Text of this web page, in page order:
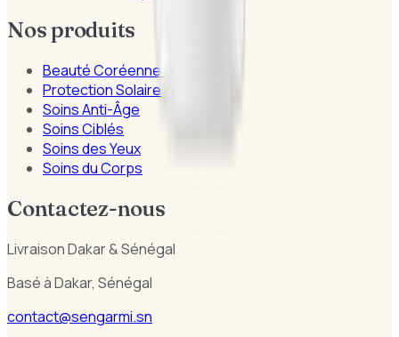
Nos produits
Beauté Coréenne (K-Beauty)
Protection Solaire
Soins Anti-Âge
Soins Ciblés
Soins des Yeux
Soins du Corps
Contactez-nous
Livraison Dakar & Sénégal
Basé à Dakar, Sénégal
contact@sengarmi.sn